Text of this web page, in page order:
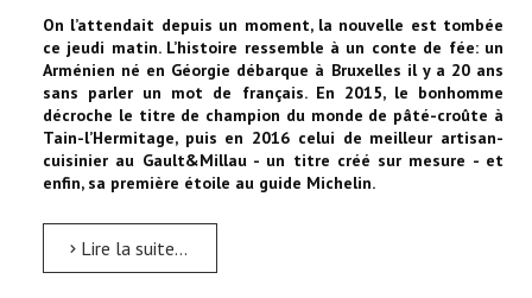
On l’attendait depuis un moment, la nouvelle est tombée
ce jeudi matin. L’histoire ressemble à un conte de fée: un
Arménien né en Géorgie débarque à Bruxelles il y a 20 ans
sans parler un mot de français. En 2015, le bonhomme
décroche le titre de champion du monde de pâté-croûte à
Tain-l’Hermitage, puis en 2016 celui de meilleur artisan-
cuisinier au Gault&Millau - un titre créé sur mesure - et
enfin, sa première étoile au guide Michelin.
Lire la suite...